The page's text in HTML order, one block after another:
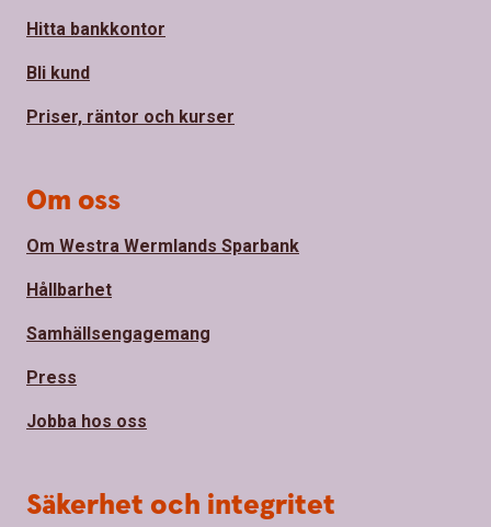
Hitta bankkontor
Bli kund
Priser, räntor och kurser
Om oss
Om Westra Wermlands Sparbank
Hållbarhet
Samhällsengagemang
Press
Jobba hos oss
Säkerhet och integritet